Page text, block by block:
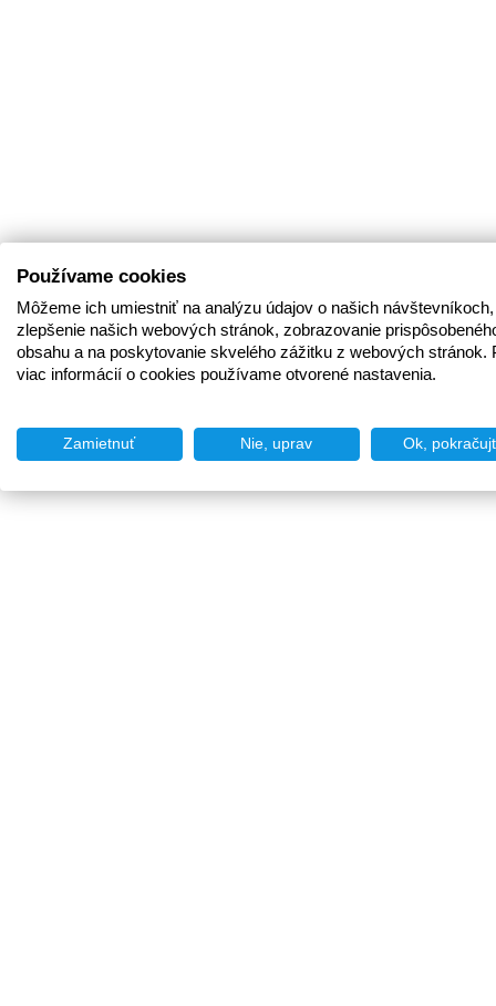
Používame cookies
Môžeme ich umiestniť na analýzu údajov o našich
zlepšenie našich webových stránok, zobrazovanie
obsahu a na poskytovanie skvelého zážitku z webových stránok.
viac informácií o cookies používame otvorené nastavenia.
Zamietnuť Nie, uprav Ok,